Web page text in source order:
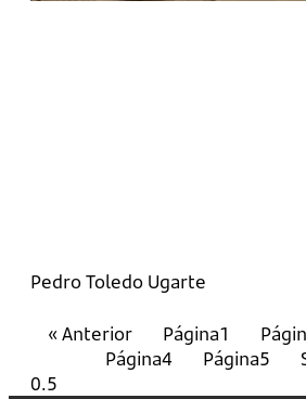
Pedro Toledo Ugarte
« Anterior Página1
Página4 Página5